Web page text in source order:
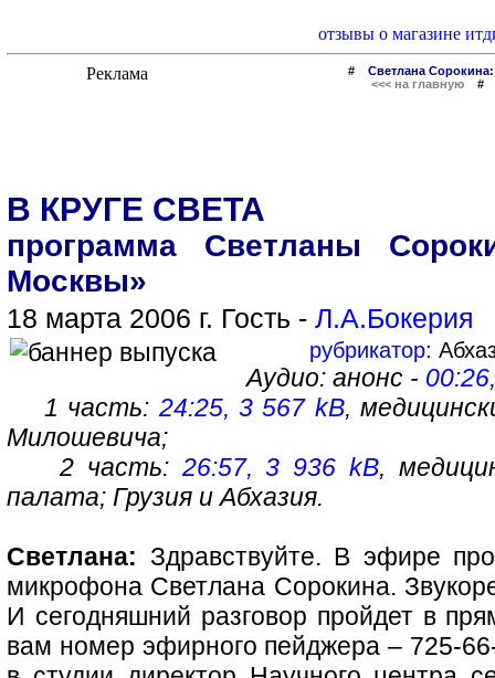
отзывы о магазине
# Светлана
<<< на главную
В КРУГЕ СВЕТА
программа Светланы
Москвы»
18 марта 2006 г. Гость - Л.А.Бокерия
рубрикатор:
Аудио: анонс -
1 часть: 24:25, 3 567 kB,
Милошевича;
2 часть: 26:57, 3 936 kB,
палата; Грузия и Абхазия.
Светлана: Здравствуйте. В эфире
микрофона Светлана Сорокина.
И сегодняшний разговор пройдет в
вам номер эфирного пейджера – 725-